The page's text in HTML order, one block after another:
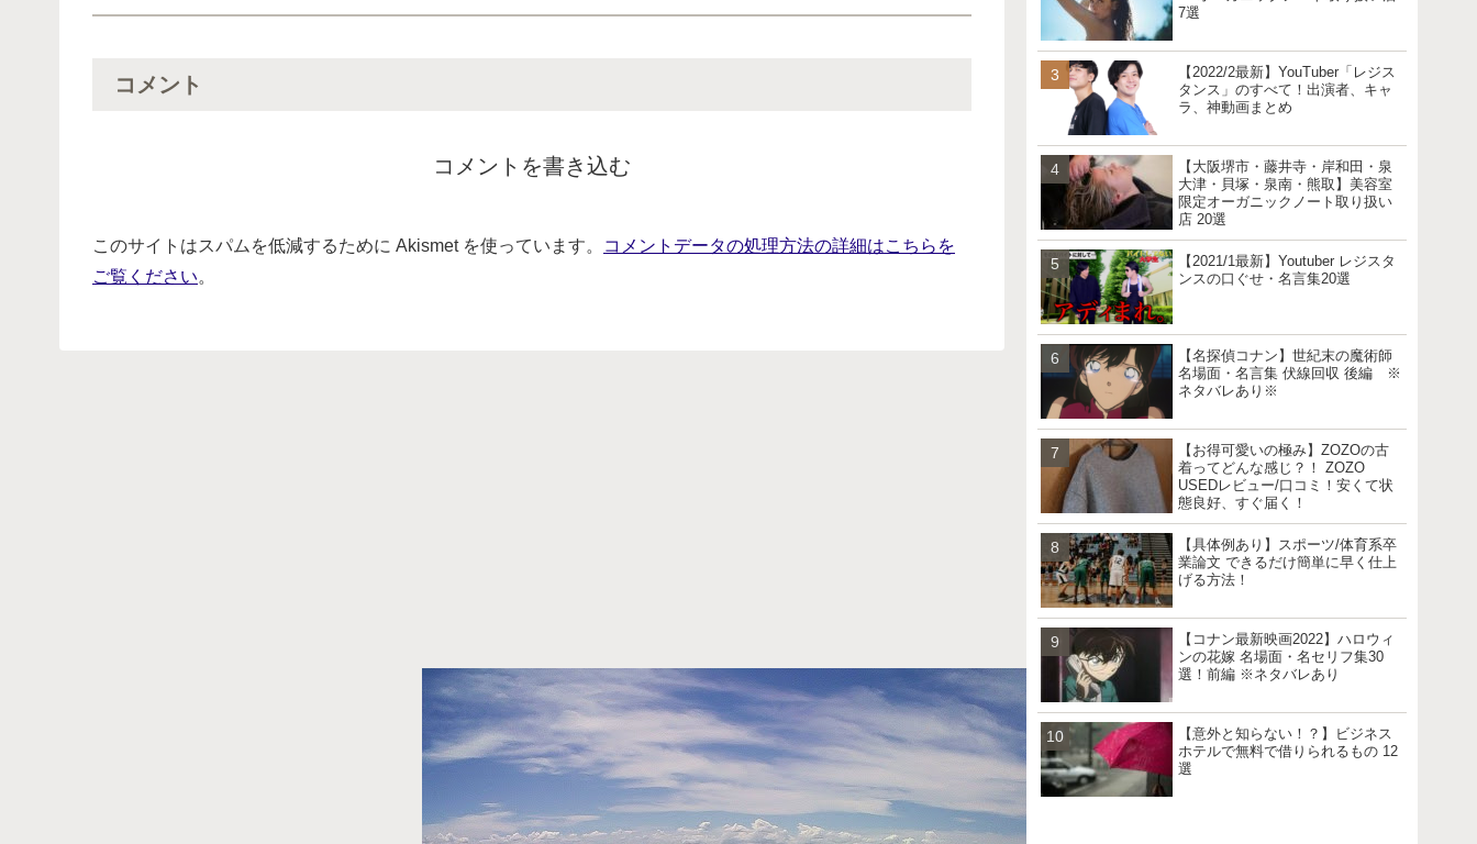
コメント
コメントを書き込む
このサイトはスパムを低減するために Akismet を使っています。
コメントデータの処理方法の詳細はこちらを
ご覧ください。
7選
【2022/2最新】YouTuber「レジス
タンス」のすべて！出演者、キャ
ラ、神動画まとめ
【大阪堺市・藤井寺・岸和田・泉
大津・貝塚・泉南・熊取】美容室
限定オーガニックノート取り扱い
店 20選
【2021/1最新】Youtuber レジスタ
ンスの口ぐせ・名言集20選
【名探偵コナン】世紀末の魔術師
名場面・名言集 伏線回収 後編 ※
ネタバレあり※
【お得可愛いの極み】ZOZOの古
着ってどんな感じ？！ ZOZO
USEDレビュー/口コミ！安くて状
態良好、すぐ届く！
【具体例あり】スポーツ/体育系卒
業論文 できるだけ簡単に早く仕上
げる方法！
【コナン最新映画2022】ハロウィ
ンの花嫁 名場面・名セリフ集30
選！前編 ※ネタバレあり
【意外と知らない！？】ビジネス
ホテルで無料で借りられるもの 12
選